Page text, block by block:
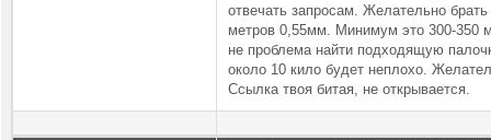
отвечать запросам. Желательно
метров 0,55мм. Минимум это 300-350
не проблема найти подходящую
около 10 кило будет неплохо.
Ссылка твоя битая, не открывается.